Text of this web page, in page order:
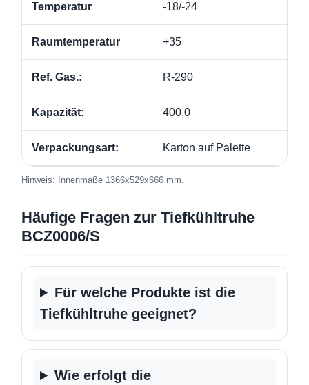
Temperatur -18/-24
Raumtemperatur +35
Ref. Gas.: R-290
Kapazität: 400,0
Verpackungsart: Karton auf Palette
Hinweis: Innenmaße 1366x529x666 mm.
Häufige Fragen zur Tiefkühltruhe
BCZ0006/S
Für welche Produkte ist die
Tiefkühltruhe geeignet?
Wie erfolgt die